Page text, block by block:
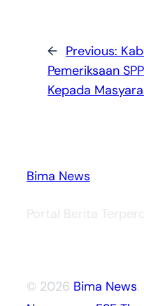
← Previous:
Pemeriksaan
Kepada
Bima News
Portal Berita
© 2026 Bima News.